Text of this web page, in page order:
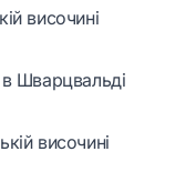
височині
Шварцвальді
височині